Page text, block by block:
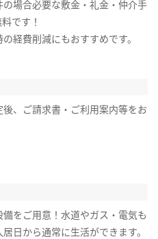
場合必要な敷金・礼金・仲介手
です！
経費削減にもおすすめです。
、ご請求書・ご利用案内等をお
をご用意！水道やガス・電気も
日から通常に生活ができます。